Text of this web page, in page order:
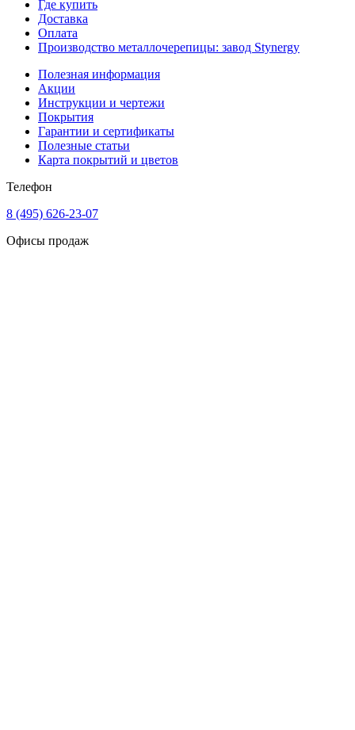
Где купить
Доставка
Оплата
Производство металлочерепицы: завод Stynergy
Полезная информация
Акции
Инструкции и чертежи
Покрытия
Гарантии и сертификаты
Полезные статьи
Карта покрытий и цветов
Телефон
8 (495) 626-23-07
Офисы продаж